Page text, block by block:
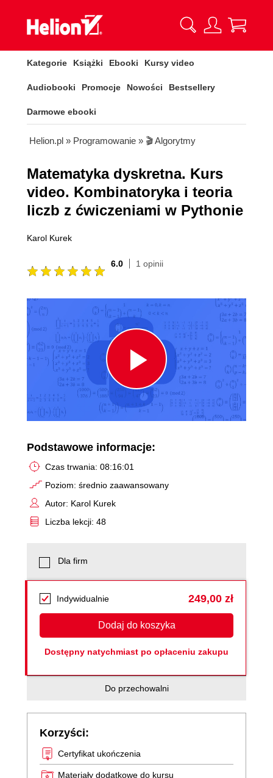
Kategorie Książki Ebooki Kursy video
Audiobooki Promocje Nowości Bestsellery
Darmowe ebooki
Helion.pl » Programowanie » 🎬 Algorytmy
Matematyka dyskretna. Kurs
video. Kombinatoryka i teoria
liczb z ćwiczeniami w Pythonie
Karol Kurek
6.0 1 opinii
Play
Video
Podstawowe informacje:
Czas trwania: 08:16:01
Poziom: średnio zaawansowany
Autor: Karol Kurek
Liczba lekcji: 48
Dla firm
Indywidualnie 249,00 zł
Dodaj do koszyka
Dostępny natychmiast po opłaceniu zakupu
Do przechowalni
Korzyści:
Certyfikat ukończenia
Materiały dodatkowe do kursu